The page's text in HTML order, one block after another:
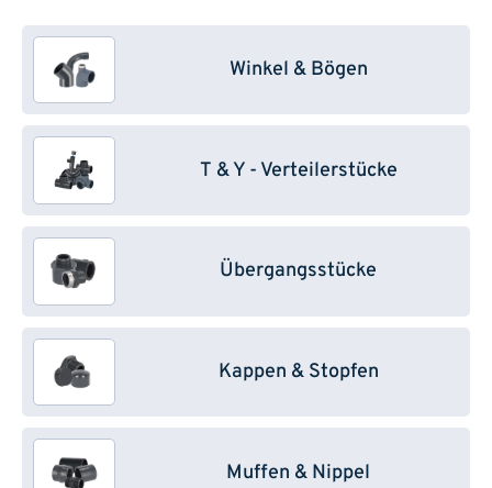
Winkel & Bögen
T & Y - Verteilerstücke
Übergangsstücke
Kappen & Stopfen
Muffen & Nippel